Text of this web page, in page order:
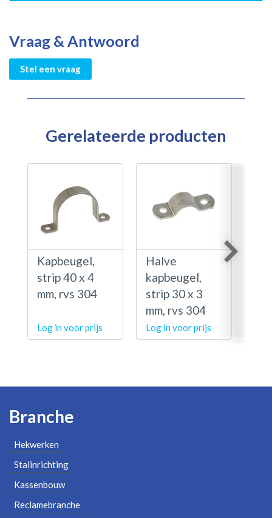
Vraag & Antwoord
Stel een vraag
Gerelateerde producten
Kapbeugel,
strip 40 x 4
mm, rvs 304
Log in voor prijs
Halve
kapbeugel,
strip 30 x 3
mm, rvs 304
Log in voor prijs
Branche
Hekwerken
Stalinrichting
Kassenbouw
Reclamebranche